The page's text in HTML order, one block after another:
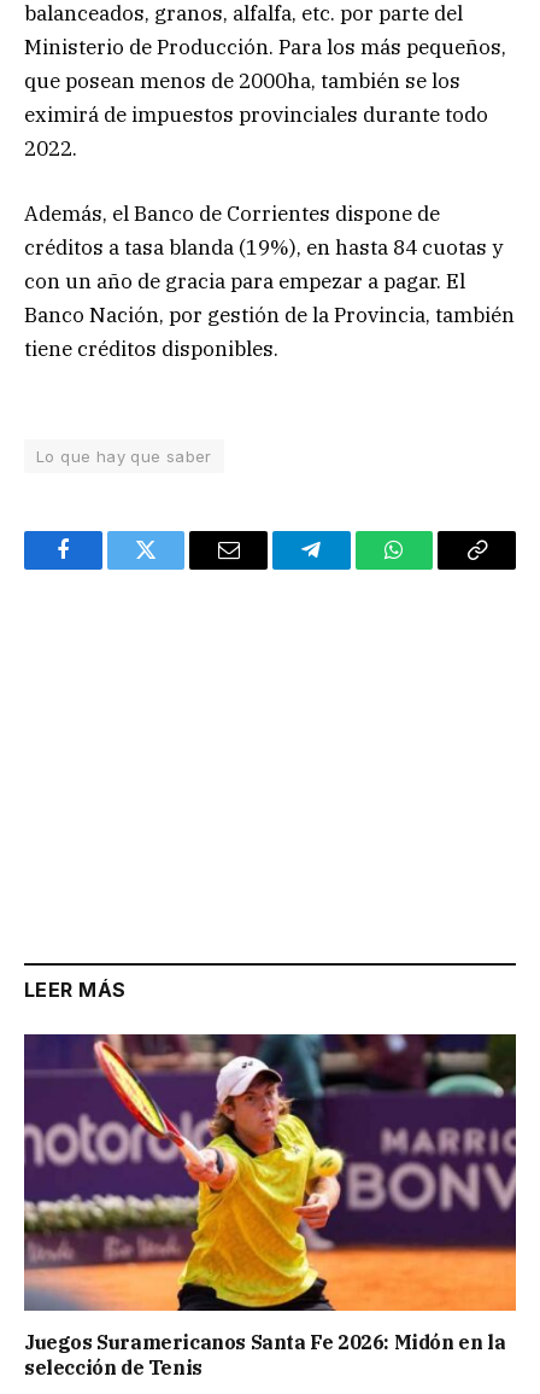
balanceados, granos, alfalfa, etc. por parte del
Ministerio de Producción. Para los más pequeños,
que posean menos de 2000ha, también se los
eximirá de impuestos provinciales durante todo
2022.
Además, el Banco de Corrientes dispone de
créditos a tasa blanda (19%), en hasta 84 cuotas y
con un año de gracia para empezar a pagar. El
Banco Nación, por gestión de la Provincia, también
tiene créditos disponibles.
Lo que hay que saber
FacebookTwitter Email TelegramWhatsAppCopy
LEER MÁS
Juegos Suramericanos Santa Fe 2026: Midón en la
selección de Tenis